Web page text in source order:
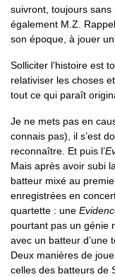
suivront, toujours
également M.Z.
son époque, à jouer
Solliciter l’histoire est
relativiser les choses
tout ce qui paraît
Je ne mets pas en
connais pas), il s’est
reconnaître. Et puis l’
Mais après avoir subi
batteur mixé au
enregistrées en
quartette : une
pourtant pas un génie
avec un batteur d’une
Deux manières de
celles des batteurs de